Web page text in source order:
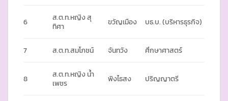
6
ส.ต.ท.หญิง สุ
ทิศา
ขวัญเมือง บธ.บ. (บริหารธุรกิจ)
7 ส.ต.ท.สมโภชน์ จันทวัง ศึกษาศาสตร์
8
ส.ต.ท.หญิง น้ำ
เพชร
พิงไธสง ปริญญาตรี